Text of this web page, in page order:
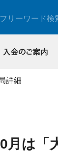
フリーワード検
詳細
月は「